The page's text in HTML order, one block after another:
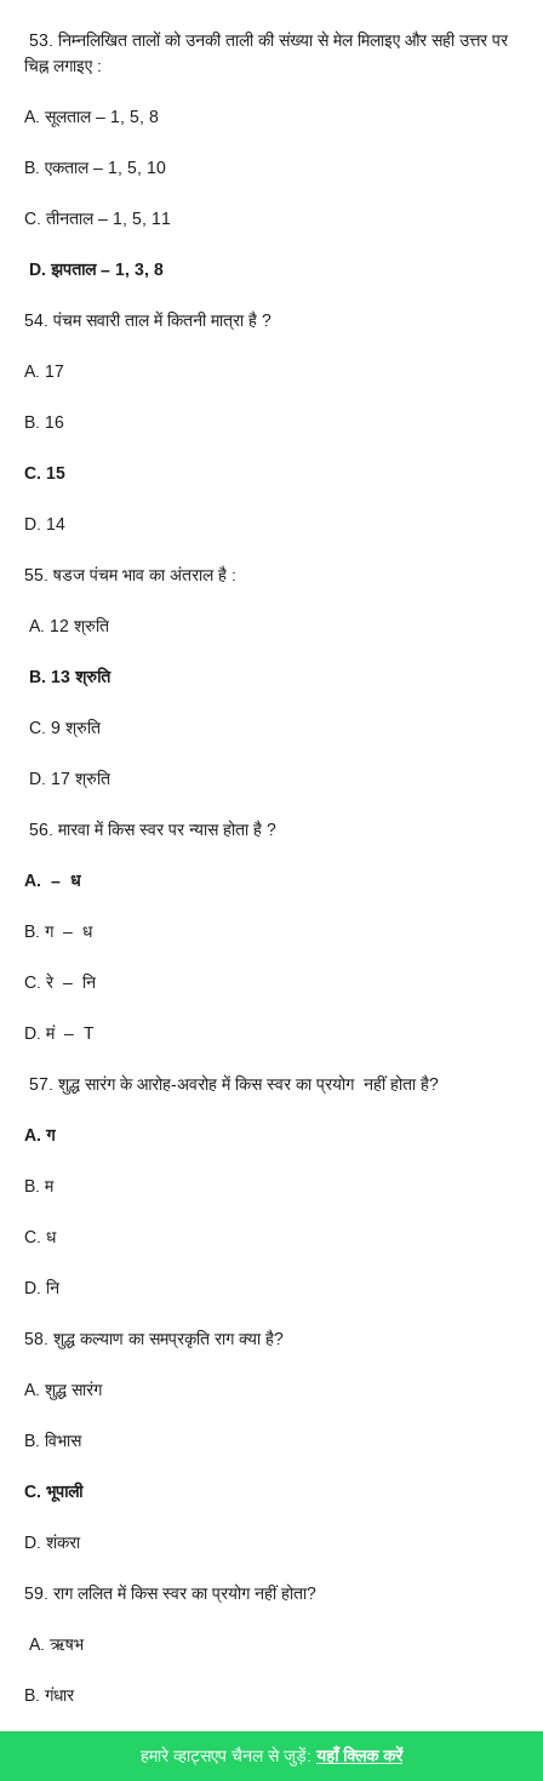
53. निम्नलिखित तालों को उनकी ताली की संख्या से मेल मिलाइए और सही उत्तर पर
चिह्न लगाइए :
A. सूलताल – 1, 5, 8
B. एकताल – 1, 5, 10
C. तीनताल – 1, 5, 11
D. झपताल – 1, 3, 8
54. पंचम सवारी ताल में कितनी मात्रा है ?
A. 17
B. 16
C. 15
D. 14
55. षडज पंचम भाव का अंतराल है :
A. 12 श्रुति
B. 13 श्रुति
C. 9 श्रुति
D. 17 श्रुति
56. मारवा में किस स्वर पर न्यास होता है ?
A. – ध
B. ग – ध
C. रे – नि
D. मं – T
57. शुद्ध सारंग के आरोह-अवरोह में किस स्वर का प्रयोग नहीं होता है?
A. ग
B. म
C. ध
D. नि
58. शुद्ध कल्याण का समप्रकृति राग क्या है?
A. शुद्ध सारंग
B. विभास
C. भूपाली
D. शंकरा
59. राग ललित में किस स्वर का प्रयोग नहीं होता?
A. ऋषभ
B. गंधार
हमारे व्हाट्सएप चैनल से जुड़ें:यहाँ क्लिक करें